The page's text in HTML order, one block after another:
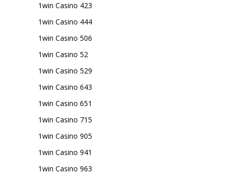
1win Casino 423
1win Casino 444
1win Casino 506
1win Casino 52
1win Casino 529
1win Casino 643
1win Casino 651
1win Casino 715
1win Casino 905
1win Casino 941
1win Casino 963